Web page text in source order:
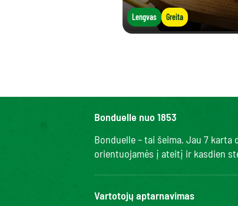
Lengvas Greita
Bonduelle nuo 1853
Bonduelle – tai šeima. Jau 7
orientuojamės į ateitį ir kasdien
Vartotojų aptarnavimas